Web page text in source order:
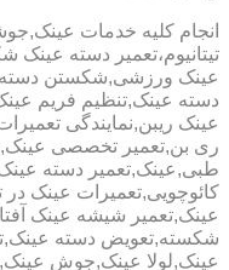
انجام کلیه خدمات
تیتانیوم،تعمیر دسته
عینک ورزشی,شکستن دسته
دسته عینک,تنظیم فریم
عینک ریبن,نمایندگی
ری بن,تعمیر تخصصی
طبی,عینک,تعمیر دسته
کائوچویی,تعمیرات عینک
عینک,تعمیر شیشه عینک
شکسته,تعویض دسته
عینک,لولا عینک,جوش